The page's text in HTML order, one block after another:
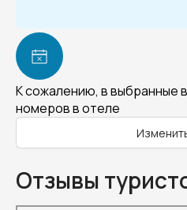
К сожалению, в выбранные
номеров в отеле
Отзывы